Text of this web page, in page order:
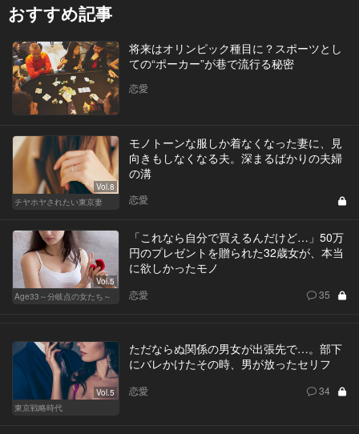
おすすめ記事
将来はオリンピック種目に？スポーツとし
ての“ポーカー”が巷で流行る秘密
恋愛
Vol.8
チヤホヤされたい東京妻
モノトーンな服しか着なくなった妻に、見
向きもしなくなる夫。深まるばかりの夫婦
の溝
恋愛
Vol.5
Age33～分岐点の女たち～
「これなら自分で買えるんだけど…」50万
円のプレゼントを贈られた32歳女が、本当
に欲しかったモノ
恋愛 35
Vol.5
東京戦略時代
ただならぬ関係の男女が出張先で…。部下
にバレかけたその時、男が放ったセリフ
恋愛 34